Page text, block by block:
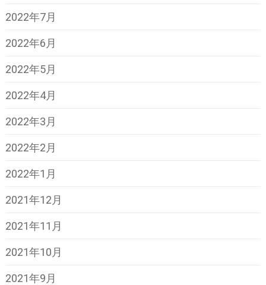
2022年7月
2022年6月
2022年5月
2022年4月
2022年3月
2022年2月
2022年1月
2021年12月
2021年11月
2021年10月
2021年9月